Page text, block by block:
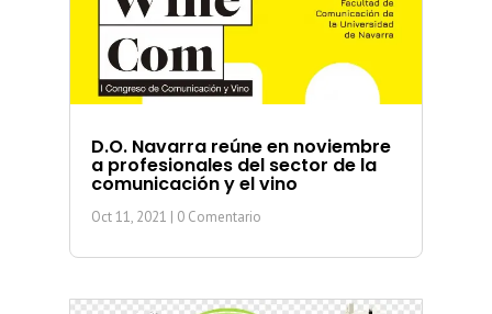
D.O. Navarra reúne en noviembre
a profesionales del sector de la
comunicación y el vino
Oct 11, 2021 | 0 Comentario